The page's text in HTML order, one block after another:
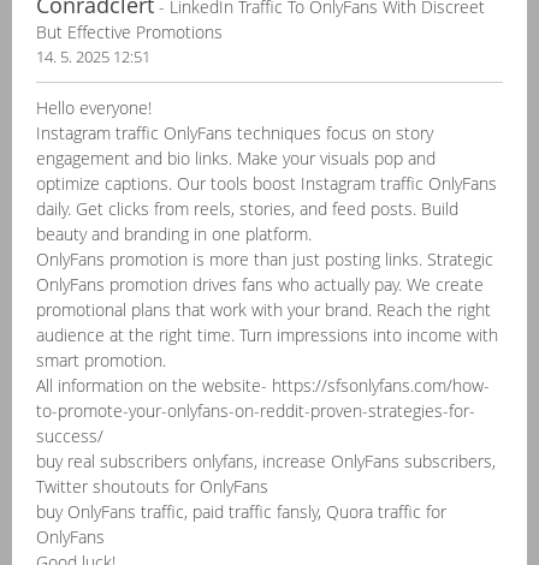
- LinkedIn Traffic To OnlyFans With Discreet
But Effective Promotions
14. 5. 2025 12:51
Hello everyone!
Instagram traffic OnlyFans techniques focus on story
engagement and bio links. Make your visuals pop and
optimize captions. Our tools boost Instagram traffic OnlyFans
daily. Get clicks from reels, stories, and feed posts. Build
beauty and branding in one platform.
OnlyFans promotion is more than just posting links. Strategic
OnlyFans promotion drives fans who actually pay. We create
promotional plans that work with your brand. Reach the right
audience at the right time. Turn impressions into income with
smart promotion.
All information on the website- https://sfsonlyfans.com/how-
to-promote-your-onlyfans-on-reddit-proven-strategies-for-
success/
buy real subscribers onlyfans, increase OnlyFans subscribers,
Twitter shoutouts for OnlyFans
buy OnlyFans traffic, paid traffic fansly, Quora traffic for
OnlyFans